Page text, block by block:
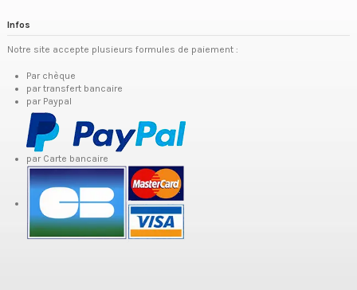
Infos
Notre site accepte plusieurs formules de paiement :
Par chèque
par transfert bancaire
par Paypal
par Carte bancaire